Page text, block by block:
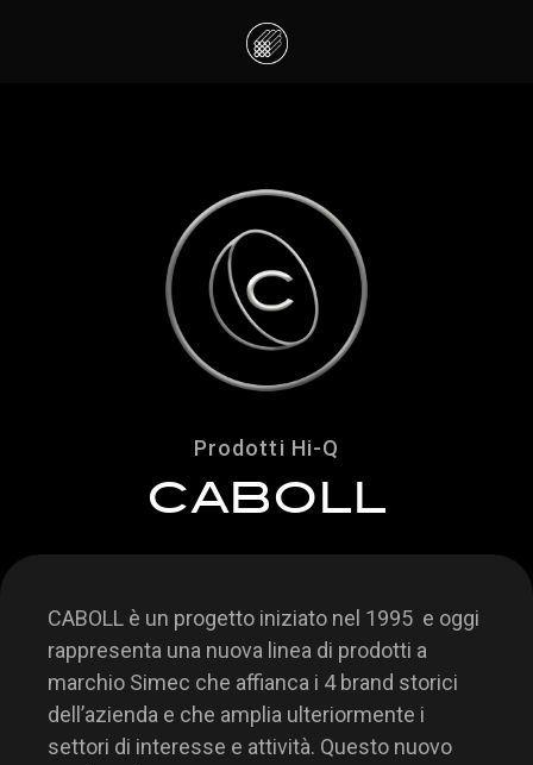
Prodotti Hi-Q
CABOLL
CABOLL è un progetto iniziato nel 1995 e oggi
rappresenta una nuova linea di prodotti a
marchio Simec che affianca i 4 brand storici
dell’azienda e che amplia ulteriormente i
settori di interesse e attività. Questo nuovo